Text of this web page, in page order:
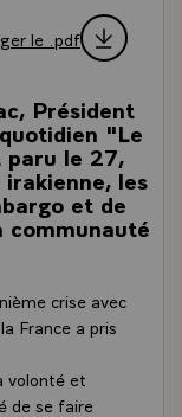
le .pdf
Président
"Le
le 27,
les
et de
crise avec
France a pris
volonté et
de se faire